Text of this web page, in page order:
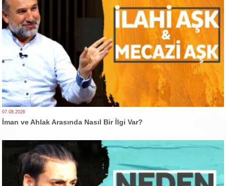
07.08.2026
İman ve Ahlak Arasında Nasıl Bir İlgi Var?